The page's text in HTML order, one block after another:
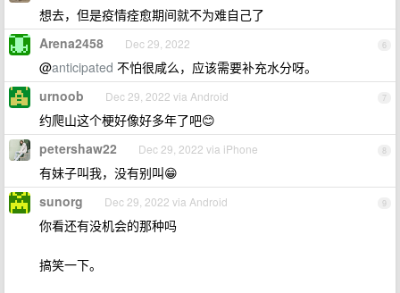
想去，但是疫情痊愈期间就不为难自己了
6
Arena2458 Dec 29, 2022
@anticipated 不怕很咸么，应该需要补充水分呀。
7
urnoob Dec 29, 2022 via Android
约爬山这个梗好像好多年了吧😊
8
petershaw22 Dec 29, 2022 via iPhone
有妹子叫我，没有别叫😁
9
sunorg Dec 29, 2022 via Android
你看还有没机会的那种吗
搞笑一下。